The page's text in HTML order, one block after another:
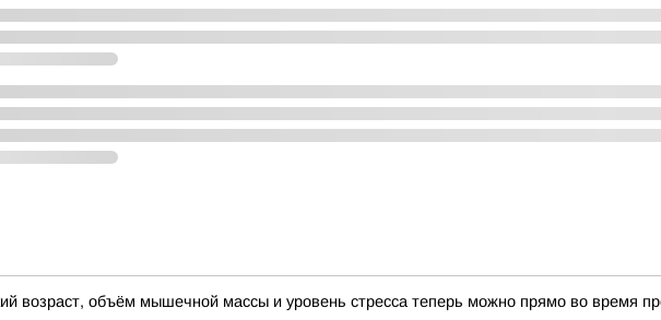
возраст, объём мышечной массы и уровень стресса теперь можно прямо во время